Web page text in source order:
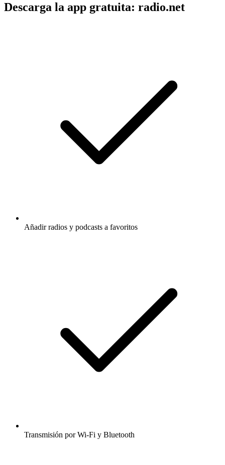
Descarga la app gratuita: radio.net
Añadir radios y podcasts a favoritos
Transmisión por Wi-Fi y Bluetooth